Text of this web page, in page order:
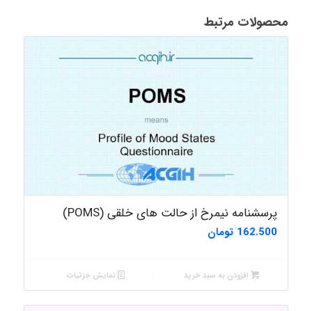
محصولات مرتبط
پرسشنامه نیمرخ از حالت های خلقی (POMS)
162.500 تومان
افزودن به سبد خرید نمایش جزئیات